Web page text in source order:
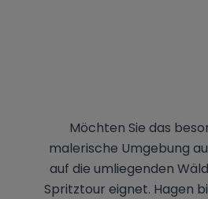
Möchten Sie das
malerische Umgebung
auf die umliegenden
Spritztour eignet. Hagen